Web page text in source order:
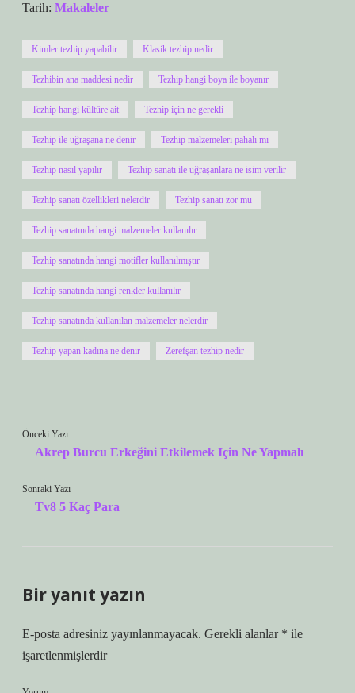
Tarih: Makaleler
Kimler tezhip yapabilir Klasik tezhip nedir
Tezhibin ana maddesi nedir Tezhip hangi boya ile boyanır
Tezhip hangi kültüre ait Tezhip için ne gerekli
Tezhip ile uğraşana ne denir Tezhip malzemeleri pahalı mı
Tezhip nasıl yapılır Tezhip sanatı ile uğraşanlara ne isim verilir
Tezhip sanatı özellikleri nelerdir Tezhip sanatı zor mu
Tezhip sanatında hangi malzemeler kullanılır
Tezhip sanatında hangi motifler kullanılmıştır
Tezhip sanatında hangi renkler kullanılır
Tezhip sanatında kullanılan malzemeler nelerdir
Tezhip yapan kadına ne denir Zerefşan tezhip nedir
Önceki Yazı
Akrep Burcu Erkeğini Etkilemek Için Ne Yapmalı
Sonraki Yazı
Tv8 5 Kaç Para
Bir yanıt yazın
E-posta adresiniz yayınlanmayacak. Gerekli alanlar * ile
işaretlenmişlerdir